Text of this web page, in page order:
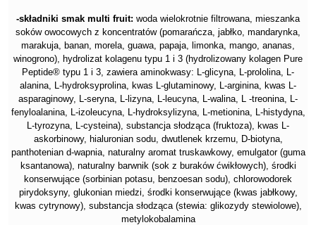
-składniki smak multi fruit: woda wielokrotnie filtrowana, mieszanka
soków owocowych z koncentratów (pomarańcza, jabłko, mandarynka,
marakuja, banan, morela, guawa, papaja, limonka, mango, ananas,
winogrono), hydrolizat kolagenu typu 1 i 3 (hydrolizowany kolagen Pure
Peptide® typu 1 i 3, zawiera aminokwasy: L-glicyna, L-prololina, L-
alanina, L-hydroksyprolina, kwas L-glutaminowy, L-arginina, kwas L-
asparaginowy, L-seryna, L-lizyna, L-leucyna, L-walina, L -treonina, L-
fenyloalanina, L-izoleucyna, L-hydroksylizyna, L-metionina, L-histydyna,
L-tyrozyna, L-cysteina), substancja słodząca (fruktoza), kwas L-
askorbinowy, hialuronian sodu, dwutlenek krzemu, D-biotyna,
panthotenian d-wapnia, naturalny aromat truskawkowy, emulgator (guma
ksantanowa), naturalny barwnik (sok z buraków ćwikłowych), środki
konserwujące (sorbinian potasu, benzoesan sodu), chlorowodorek
pirydoksyny, glukonian miedzi, środki konserwujące (kwas jabłkowy,
kwas cytrynowy), substancja słodząca (stewia: glikozydy stewiolowe),
metylokobalamina